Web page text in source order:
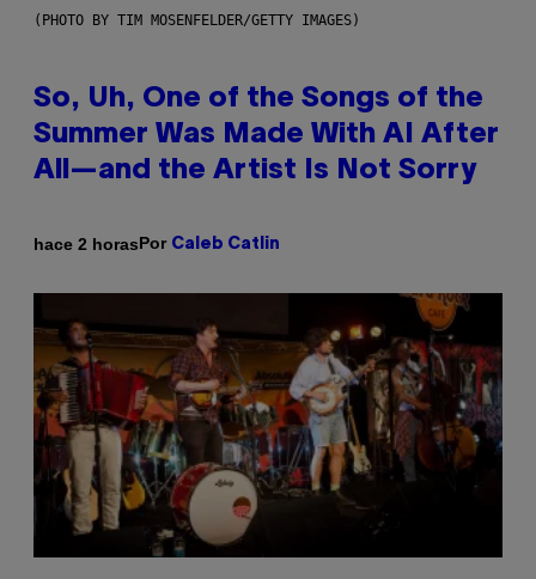
(PHOTO BY TIM MOSENFELDER/GETTY IMAGES)
So, Uh, One of the Songs of the
Summer Was Made With AI After
All—and the Artist Is Not Sorry
hace 2 horasPor Caleb Catlin